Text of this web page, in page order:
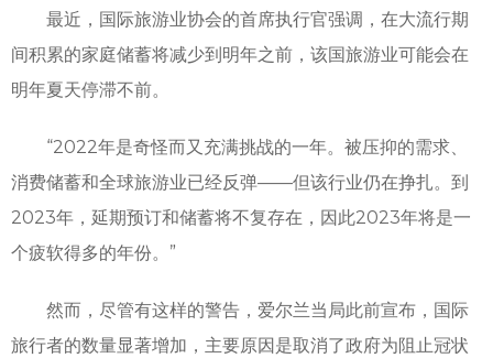
最近，国际旅游业协会的首席执行官强调，在大流行期
间积累的家庭储蓄将减少到明年之前，该国旅游业可能会在
明年夏天停滞不前。
“2022年是奇怪而又充满挑战的一年。被压抑的需求、
消费储蓄和全球旅游业已经反弹——但该行业仍在挣扎。到
2023年，延期预订和储蓄将不复存在，因此2023年将是一
个疲软得多的年份。”
然而，尽管有这样的警告，爱尔兰当局此前宣布，国际
旅行者的数量显著增加，主要原因是取消了政府为阻止冠状